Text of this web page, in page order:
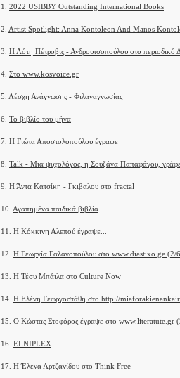
1. 2022 USIBBY Outstanding International Books
2. Artist Spotlight: Anna Kontoleon And Manos
3. Η Λότη Πέτροβις - Ανδρουτσοπούλου στο
4. Στο www.kosvoice.gr
5. Λέσχη Ανάγνωσης - Φιλαναγνωσίας
6. Το βιβλίο του μήνα
7. Η Γιώτα Αποστολοπούλου έγραψε
8. Talk - Μια ψυχολόγος, η Σουζάνα Παπαφάγου,
9. Η Άντα Κατσίκη - Γκιβαλου στο fractal
10. Αγαπημένα παιδικά βιβλία
11. Η Κόκκινη Αλεπού έγραψε...
12. Η Γεωργία Γαλανοπούλου στο www.diastixo.ge (2/
13. Η Τέσυ Μπάιλα στο Culture Now
14. Η Ελένη Γεωργοστάθη στο http://
15. Ο Κώστας Στοφόρος έγραψε στο www.literatute.gr
16. ELNIPLEX
17. Η Έλενα Αρτζανίδου στο Think Free